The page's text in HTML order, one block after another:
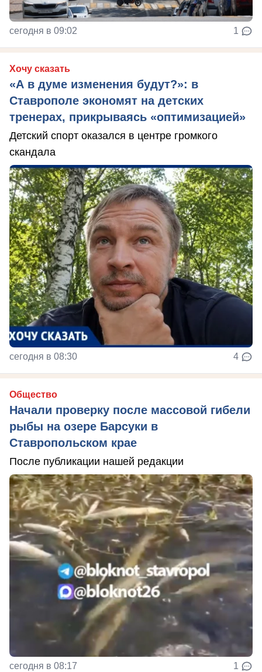
сегодня в 09:02 1
Хочу сказать
«А в думе изменения будут?»: в
Ставрополе экономят на детских
тренерах, прикрываясь «оптимизацией»
Детский спорт оказался в центре громкого
скандала
сегодня в 08:30 4
Общество
Начали проверку после массовой гибели
рыбы на озере Барсуки в
Ставропольском крае
После публикации нашей редакции
сегодня в 08:17 1